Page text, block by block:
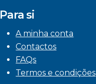
Para si
A minha conta
Contactos
FAQs
Termos e condições